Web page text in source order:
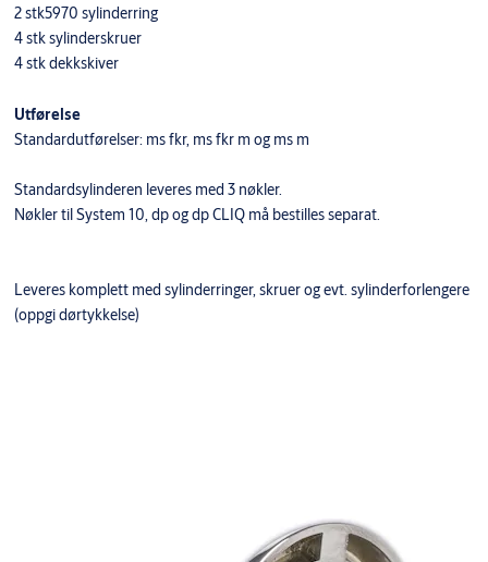
2 stk5970 sylinderring
4 stk sylinderskruer
4 stk dekkskiver
Utførelse
Standardutførelser: ms fkr, ms fkr m og ms m
Standardsylinderen leveres med 3 nøkler.
Nøkler til System 10, dp og dp CLIQ må bestilles separat.
Leveres komplett med sylinderringer, skruer og evt. sylinderforlengere
(oppgi dørtykkelse)